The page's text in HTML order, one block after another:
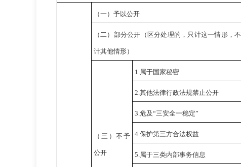
（一）予以公开
（二）部分公开 （区分处理的，只计这一情形，不
计其他情形）
（三）不予
公开
1.属于国家秘密
2.其他法律行政法规禁止公开
3.危及“三安全一稳定”
4.保护第三方合法权益
5.属于三类内部事务信息